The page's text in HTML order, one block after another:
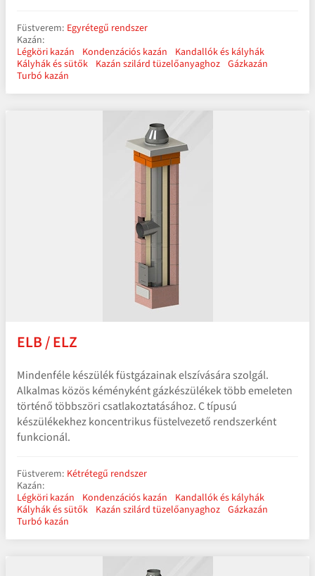
Füstverem: Egyrétegű rendszer
Kazán:
Légköri kazán
Kondenzációs kazán
Kandallók és kályhák
Kályhák és sütők Kazán szilárd tüzelőanyaghoz Gázkazán
Turbó kazán
ELB / ELZ
Mindenféle készülék füstgázainak elszívására szolgál.
Alkalmas közös kéményként gázkészülékek több emeleten
történő többszöri csatlakoztatásához. C típusú
készülékekhez koncentrikus füstelvezető rendszerként
funkcionál.
Füstverem: Kétrétegű rendszer
Kazán:
Légköri kazán
Kondenzációs kazán
Kandallók és kályhák
Kályhák és sütők Kazán szilárd tüzelőanyaghoz Gázkazán
Turbó kazán